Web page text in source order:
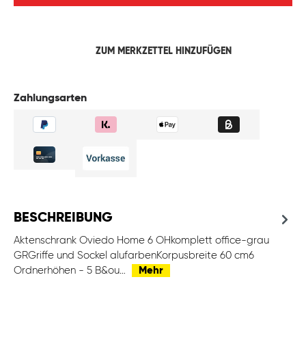
ZUM MERKZETTEL HINZUFÜGEN
Zahlungsarten
BESCHREIBUNG
Aktenschrank Oviedo Home 6 OHkomplett office-grau
GRGriffe und Sockel alufarbenKorpusbreite 60 cm6
Ordnerhöhen - 5 B&ou…
Mehr